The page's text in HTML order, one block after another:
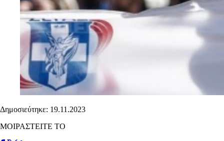
Δημοσιεύτηκε: 19.11.2023
ΜΟΙΡΑΣΤΕΙΤΕ ΤΟ